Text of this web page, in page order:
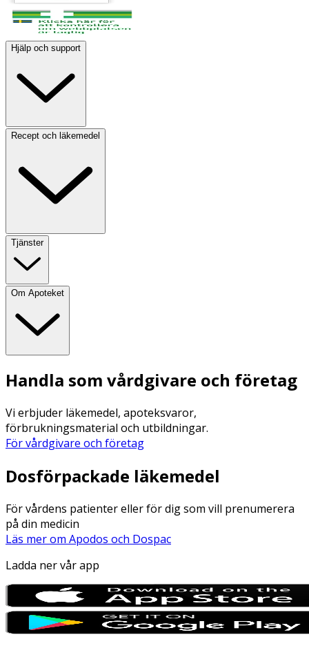
Hjälp och support
Recept och läkemedel
Tjänster
Om Apoteket
Handla som vårdgivare och företag
Vi erbjuder läkemedel, apoteksvaror,
förbrukningsmaterial och utbildningar.
För vårdgivare och företag
Dosförpackade läkemedel
För vårdens patienter eller för dig som vill prenumerera
på din medicin
Läs mer om Apodos och Dospac
Ladda ner vår app